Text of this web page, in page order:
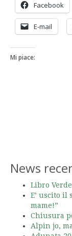
Facebook
E-mail
Mi piace:
News
Libro
E’ uscito il
mame!”
Chiusura
Alpin jo,